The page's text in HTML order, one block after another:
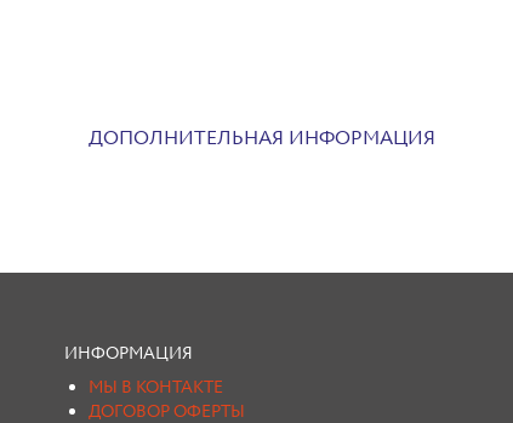
ДОПОЛНИТЕЛЬНАЯ ИНФОРМАЦИЯ
ИНФОРМАЦИЯ
МЫ В КОНТАКТЕ
ДОГОВОР ОФЕРТЫ